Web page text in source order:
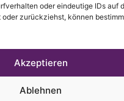
oder eindeutige IDs auf
zurückziehst, können
Akzeptieren
Ablehnen